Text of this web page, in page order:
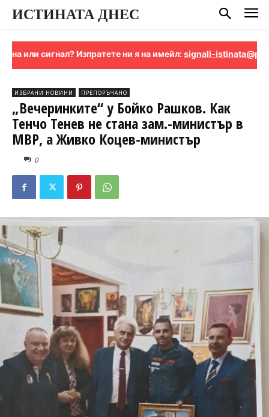
ИСТИНАТА ДНЕС
Изпратете ни я на имейл:signali-istinata@proton.me
ИЗБРАНИ НОВИНИ ПРЕПОРЪЧАНО
„Вечеринките“ у Бойко Рашков. Как
Тенчо Тенев не стана зам.-министър в
МВР, а Живко Коцев-министър
0